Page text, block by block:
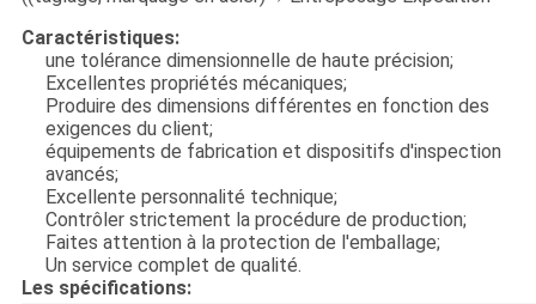
Caractéristiques:
une tolérance dimensionnelle de haute précision;
Excellentes propriétés mécaniques;
Produire des dimensions différentes en fonction des
exigences du client;
équipements de fabrication et dispositifs d'inspection
avancés;
Excellente personnalité technique;
Contrôler strictement la procédure de production;
Faites attention à la protection de l'emballage;
Un service complet de qualité.
Les spécifications: